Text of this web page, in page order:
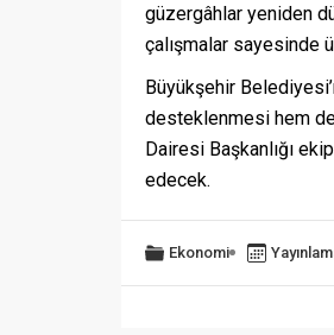
güzergâhlar yeniden
çalışmalar sayesinde
Büyükşehir
desteklenmesi hem de
Dairesi Başkanlığı
edecek.
Ekonomi